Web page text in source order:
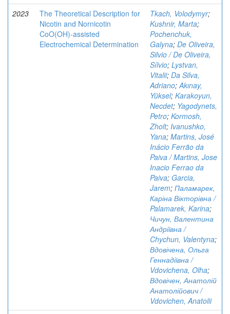
2023
The Theoretical Description for
Nicotin and Nornicotin
CoO(OH)-assisted
Electrochemical Determination
Tkach, Volodymyr;
Kushnir, Marta;
Pochenchuk,
Galyna; De Oliveira,
Silvio / De Oliveira,
Sílvio; Lystvan,
Vitalii; Da Silva,
Adriano;Akınay,
Yüksel; Karakoyun,
Necdet; Yagodynets,
Petro; Kormosh,
Zholt; Ivanushko,
Yana; Martins, José
Inácio Ferrão da
Paiva / Martins, Jose
Inacio Ferrao da
Paiva; Garcia,
Jarem; Паламарек,
Каріна Вікторівна /
Palamarek, Karina;
Чичун, Валентина
Андріївна /
Chychun, Valentyna;
Вдовічена, Ольга
Геннадіївна /
Vdovichena, Olha;
Вдовічен, Анатолій
Анатолійович /
Vdovichen, Anatolii